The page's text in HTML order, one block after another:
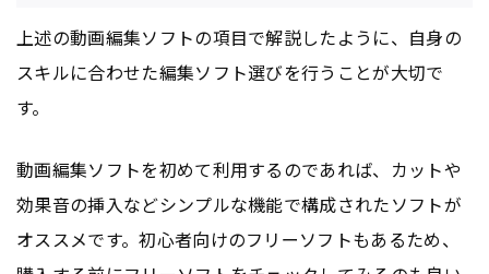
上述の動画編集ソフトの項目で解説したように、自身の
スキルに合わせた編集ソフト選びを行うことが大切で
す。
動画編集ソフトを初めて利用するのであれば、カットや
効果音の挿入などシンプルな機能で構成されたソフトが
オススメです。初心者向けのフリーソフトもあるため、